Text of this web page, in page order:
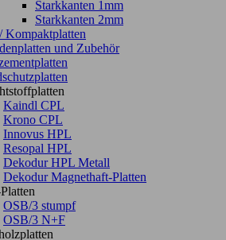
Starkkanten 1mm
Starkkanten 2mm
Kompaktplatten
und Zubehör
Kaindl CPL
Krono CPL
Innovus HPL
Resopal HPL
Dekodur HPL Metall
Dekodur Magnethaft-Platten
OSB/3 stumpf
OSB/3 N+F